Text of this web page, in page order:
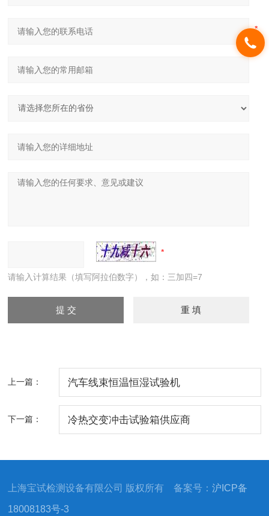
请输入计算结果（填写阿拉伯数字），如：三加四=7
上一篇： 汽车线束恒温恒湿试验机
下一篇： 冷热交变冲击试验箱供应商
上海宝试检测设备有限公司 版权所有 备案号：沪ICP备
18008183号-3